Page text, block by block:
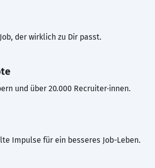
der wirklich zu Dir passt.
und über 20.000 Recruiter·innen.
Impulse für ein besseres Job-Leben.